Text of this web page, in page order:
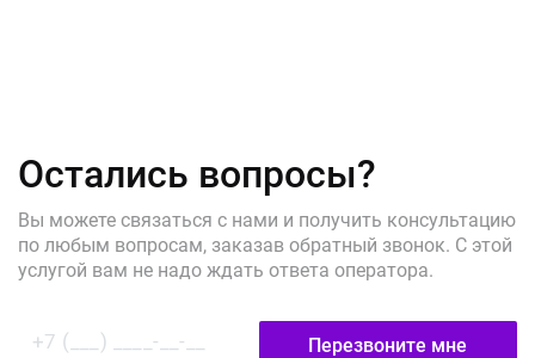
Остались вопросы?
Вы можете связаться с нами и получить консультацию
по любым вопросам, заказав обратный звонок. С этой
услугой вам не надо ждать ответа оператора.
Перезвоните мне